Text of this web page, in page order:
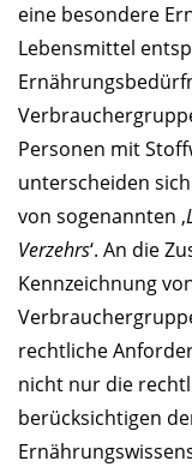
eine besondere
Lebensmittel
Personen mit
unterscheiden
von sogenannten ‚
Verzehrs‘. An die
Kennzeichnung
rechtliche
nicht nur die
berücksichtigen